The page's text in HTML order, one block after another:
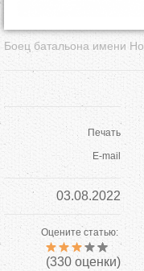
Боец батальона имени
Печать
E-mail
03.08.2022
Оцените статью:
(330 оценки)